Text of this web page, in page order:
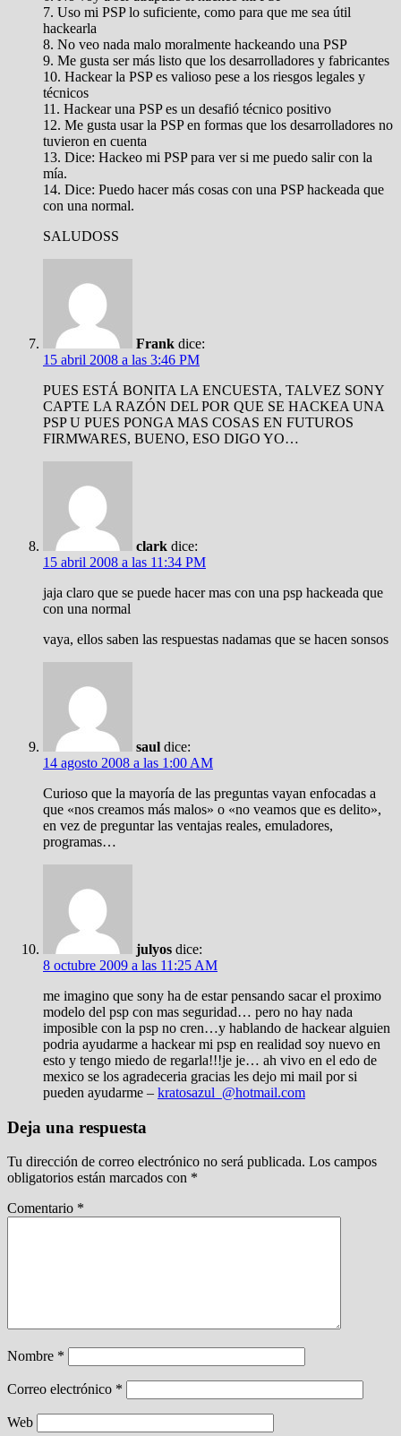
7. Uso mi PSP lo suficiente, como para que me sea útil
hackearla
8. No veo nada malo moralmente hackeando una PSP
9. Me gusta ser más listo que los desarrolladores y fabricantes
10. Hackear la PSP es valioso pese a los riesgos legales y
técnicos
11. Hackear una PSP es un desafió técnico positivo
12. Me gusta usar la PSP en formas que los desarrolladores no
tuvieron en cuenta
13. Dice: Hackeo mi PSP para ver si me puedo salir con la
mía.
14. Dice: Puedo hacer más cosas con una PSP hackeada que
con una normal.
SALUDOSS
Frank dice:
15 abril 2008 a las 3:46 PM
PUES ESTÁ BONITA LA ENCUESTA, TALVEZ SONY
CAPTE LA RAZÓN DEL POR QUE SE HACKEA UNA
PSP U PUES PONGA MAS COSAS EN FUTUROS
FIRMWARES, BUENO, ESO DIGO YO…
clark dice:
15 abril 2008 a las 11:34 PM
jaja claro que se puede hacer mas con una psp hackeada que
con una normal
vaya, ellos saben las respuestas nadamas que se hacen sonsos
saul dice:
14 agosto 2008 a las 1:00 AM
Curioso que la mayoría de las preguntas vayan enfocadas a
que «nos creamos más malos» o «no veamos que es delito»,
en vez de preguntar las ventajas reales, emuladores,
programas…
julyos dice:
8 octubre 2009 a las 11:25 AM
me imagino que sony ha de estar pensando sacar el proximo
modelo del psp con mas seguridad… pero no hay nada
imposible con la psp no cren…y hablando de hackear alguien
podria ayudarme a hackear mi psp en realidad soy nuevo en
esto y tengo miedo de regarla!!!je je… ah vivo en el edo de
mexico se los agradeceria gracias les dejo mi mail por si
pueden ayudarme – kratosazul_@hotmail.com
Deja una respuesta
Tu dirección de correo electrónico no será publicada. Los campos
obligatorios están marcados con *
Comentario *
Nombre *
Correo electrónico *
Web